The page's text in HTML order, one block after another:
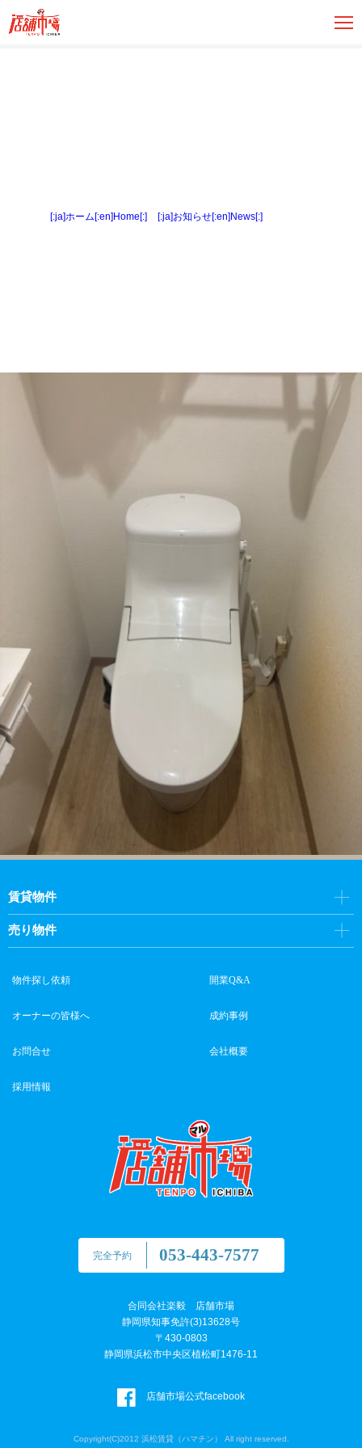
[:ja]ホーム[:en]Home[:] [:ja]お知らせ[:en]News[:]
完全予約 053-443-7577
合同会社楽毅 店舗市場
静岡県知事免許(3)13628号
〒430-0803
静岡県浜松市中央区植松町1476-11
店舗市場公式facebook
賃貸物件
売り物件
物件探し依頼 開業Q&A
オーナーの皆様へ 成約事例
お問合せ 会社概要
採用情報
Copyright(C)2012 浜松賃貸（ハマチン） All right reserved.